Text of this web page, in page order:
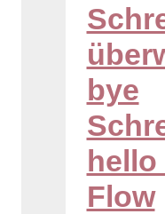
bye
hello
Flow